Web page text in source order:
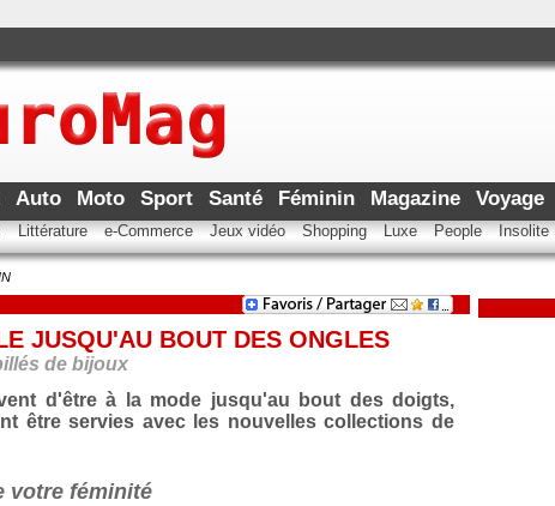
Auto Moto Sport Santé Féminin Magazine Voyage
Littérature e-Commerce Jeux vidéo Shopping Luxe People Insolite
JUSQU'AU BOUT DES ONGLES
de bijoux
d'être à la mode jusqu'au bout des doigts,
être servies avec les nouvelles collections de
votre féminité